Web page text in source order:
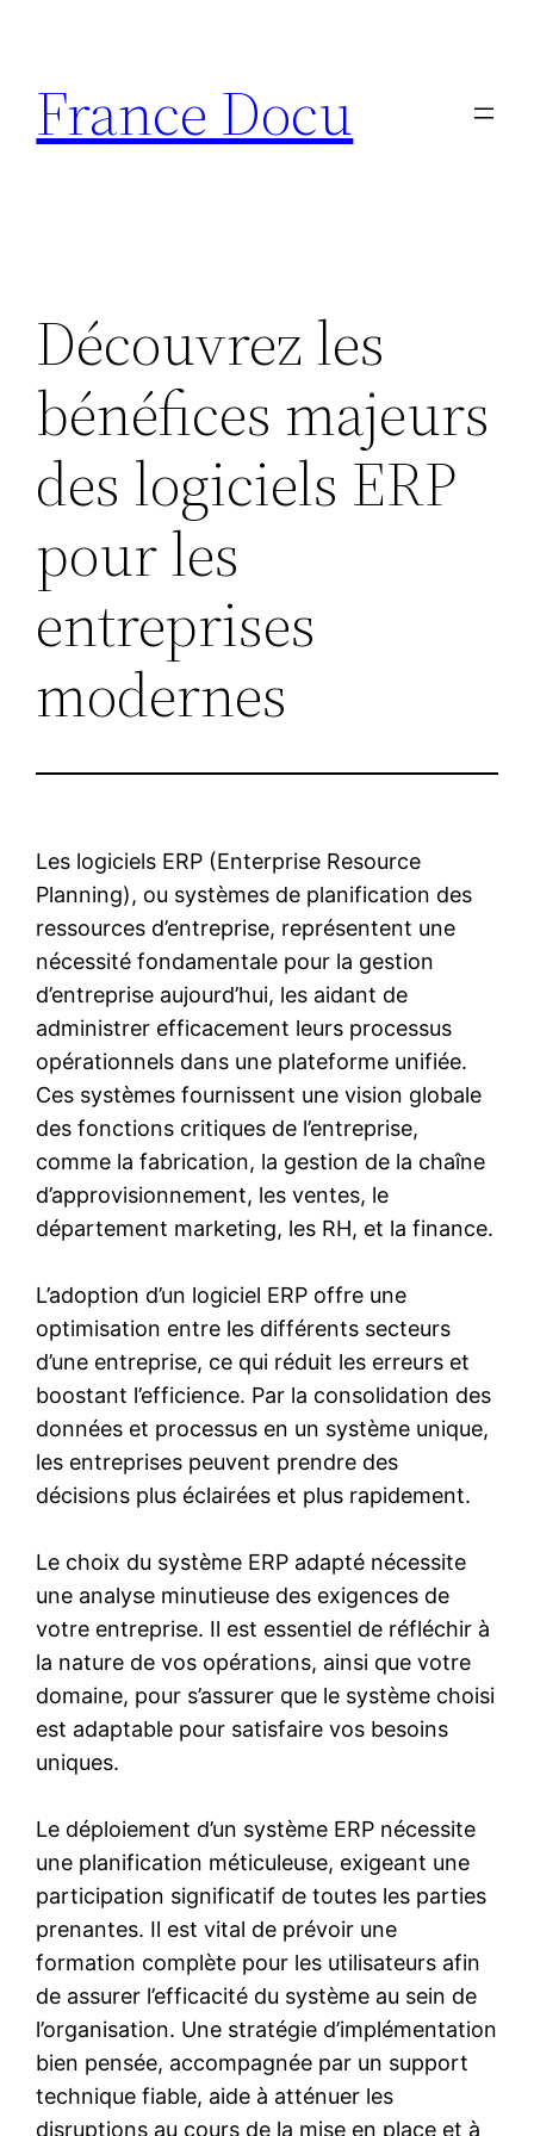
contenu
France Docu
Découvrez les
bénéfices majeurs
des logiciels ERP
pour les
entreprises
modernes
Les logiciels ERP (Enterprise Resource
Planning), ou systèmes de planification des
ressources d’entreprise, représentent une
nécessité fondamentale pour la gestion
d’entreprise aujourd’hui, les aidant de
administrer efficacement leurs processus
opérationnels dans une plateforme unifiée.
Ces systèmes fournissent une vision globale
des fonctions critiques de l’entreprise,
comme la fabrication, la gestion de la chaîne
d’approvisionnement, les ventes, le
département marketing, les RH, et la finance.
L’adoption d’un logiciel ERP offre une
optimisation entre les différents secteurs
d’une entreprise, ce qui réduit les erreurs et
boostant l’efficience. Par la consolidation des
données et processus en un système unique,
les entreprises peuvent prendre des
décisions plus éclairées et plus rapidement.
Le choix du système ERP adapté nécessite
une analyse minutieuse des exigences de
votre entreprise. Il est essentiel de réfléchir à
la nature de vos opérations, ainsi que votre
domaine, pour s’assurer que le système choisi
est adaptable pour satisfaire vos besoins
uniques.
Le déploiement d’un système ERP nécessite
une planification méticuleuse, exigeant une
participation significatif de toutes les parties
prenantes. Il est vital de prévoir une
formation complète pour les utilisateurs afin
de assurer l’efficacité du système au sein de
l’organisation. Une stratégie d’implémentation
bien pensée, accompagnée par un support
technique fiable, aide à atténuer les
disruptions au cours de la mise en place et à